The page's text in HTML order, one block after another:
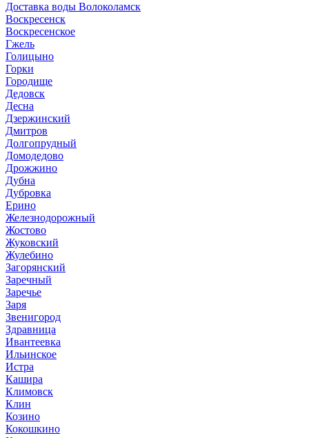
Доставка воды Волоколамск
Воскресенск
Воскресенское
Гжель
Голицыно
Горки
Городище
Дедовск
Десна
Дзержинский
Дмитров
Долгопрудный
Домодедово
Дрожжино
Дубна
Дубровка
Ерино
Железнодорожный
Жостово
Жуковский
Жулебино
Загорянский
Заречный
Заречье
Заря
Звенигород
Здравница
Ивантеевка
Ильинское
Истра
Кашира
Климовск
Клин
Козино
Кокошкино